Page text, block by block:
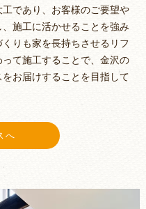
であり、お客様のご要望や
施工に活かせることを強み
りも家を長持ちさせるリフ
て施工することで、金沢の
お届けすることを目指して
へ